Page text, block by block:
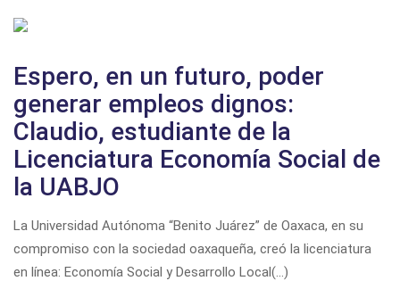
Espero, en un futuro, poder
generar empleos dignos:
Claudio, estudiante de la
Licenciatura Economía Social de
la UABJO
La Universidad Autónoma “Benito Juárez” de Oaxaca, en su
compromiso con la sociedad oaxaqueña, creó la licenciatura
en línea: Economía Social y Desarrollo Local(...)